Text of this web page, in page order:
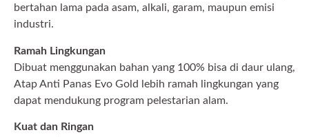
bertahan lama pada asam, alkali, garam, maupun emisi
industri.
Ramah Lingkungan
Dibuat menggunakan bahan yang 100% bisa di daur ulang,
Atap Anti Panas Evo Gold lebih ramah lingkungan yang
dapat mendukung program pelestarian alam.
Kuat dan Ringan